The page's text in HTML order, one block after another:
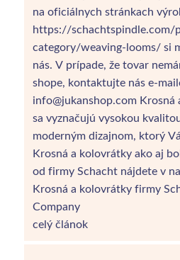
na oficiálnych stránkach
https://schachtspindle.com/
category/weaving-looms/ si
nás. V prípade, že tovar
shope, kontaktujte nás e-
info@jukanshop.com
sa vyznačujú vysokou
moderným dizajnom, ktorý
Krosná a kolovrátky ako aj
od firmy Schacht nájdete v
Krosná a kolovrátky firmy
Company
celý článok